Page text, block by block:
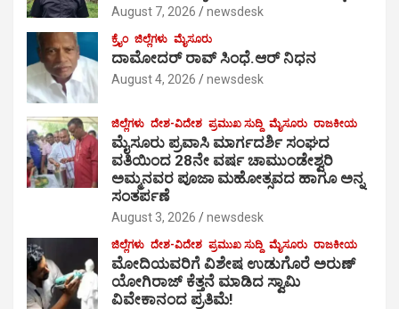
August 7, 2026 newsdesk
ಕ್ರೈಂ ಜಿಲ್ಲೆಗಳು ಮೈಸೂರು
ದಾಮೋದರ್ ರಾವ್ ಸಿಂಧೆ.ಆರ್ ನಿಧನ
August 4, 2026 newsdesk
ಜಿಲ್ಲೆಗಳು ದೇಶ-ವಿದೇಶ ಪ್ರಮುಖ ಸುದ್ದಿ ಮೈಸೂರು ರಾಜಕೀಯ
ಮೈಸೂರು ಪ್ರವಾಸಿ ಮಾರ್ಗದರ್ಶಿ ಸಂಘದ
ವತಿಯಿಂದ 28ನೇ ವರ್ಷ ಚಾಮುಂಡೇಶ್ವರಿ
ಅಮ್ಮನವರ ಪೂಜಾ ಮಹೋತ್ಸವದ ಹಾಗೂ ಅನ್ನ
ಸಂತರ್ಪಣೆ
August 3, 2026 newsdesk
ಜಿಲ್ಲೆಗಳು ದೇಶ-ವಿದೇಶ ಪ್ರಮುಖ ಸುದ್ದಿ ಮೈಸೂರು ರಾಜಕೀಯ
ಮೋದಿಯವರಿಗೆ ವಿಶೇಷ ಉಡುಗೊರೆ ಅರುಣ್
ಯೋಗಿರಾಜ್ ಕೆತ್ತನೆ ಮಾಡಿದ ಸ್ವಾಮಿ
ವಿವೇಕಾನಂದ ಪ್ರತಿಮೆ!